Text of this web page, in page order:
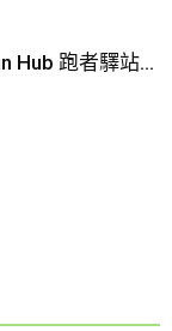
Hub 跑者驛站...